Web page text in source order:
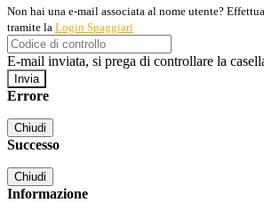
Non hai una e-mail associata al nome utente?
tramite la Login Spaggiari
E-mail inviata, si prega di controllare la
Errore
Chiudi
Successo
Chiudi
Informazione